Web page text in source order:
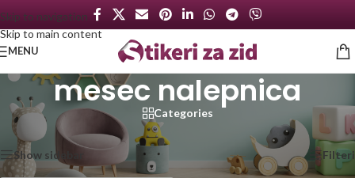
Skip to navigation
Skip to main content
MENU
mesec nalepnica
Categories
Početna
Proizvod označen „mesec nalepnica“ Prikazan jedan rezultat
Show sidebar Filteri